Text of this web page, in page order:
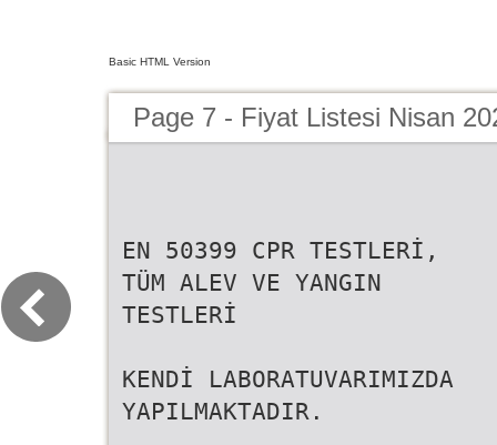
Basic HTML Version
Page 7 - Fiyat Listesi Nisan
EN 50399 CPR TESTLERİ,
TÜM ALEV VE YANGIN
TESTLERİ
KENDİ LABORATUVARIMIZDA
YAPILMAKTADIR.